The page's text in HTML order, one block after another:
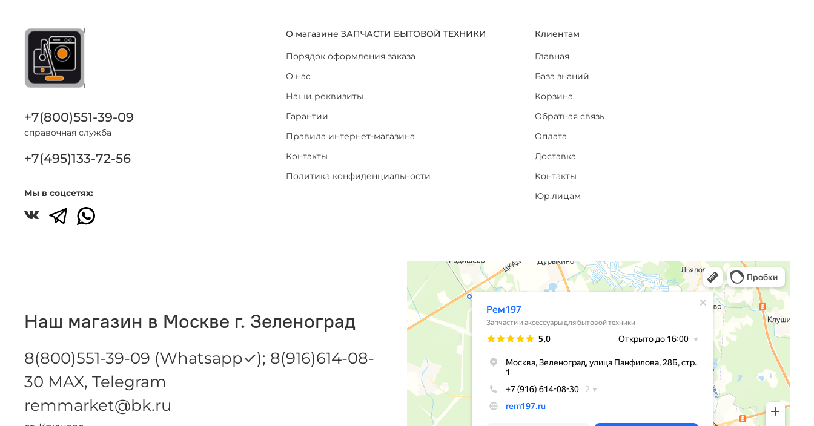
О магазине ЗАПЧАСТИ БЫТОВОЙ ТЕХНИКИ
Порядок оформления заказа
О нас
Наши реквизиты
Гарантии
Правила интернет-магазина
Контакты
Политика конфиденциальности
Клиентам
Главная
База знаний
Корзина
Обратная связь
Оплата
Доставка
Контакты
Юр.лицам
+7(800)551-39-09
справочная служба
+7(495)133-72-56
Мы в соцсетях:
Наш магазин в Москве г. Зеленоград
8(800)551-39-09 (Whatsapp✓); 8(916)614-08-
30 MAX, Telegram
remmarket@bk.ru